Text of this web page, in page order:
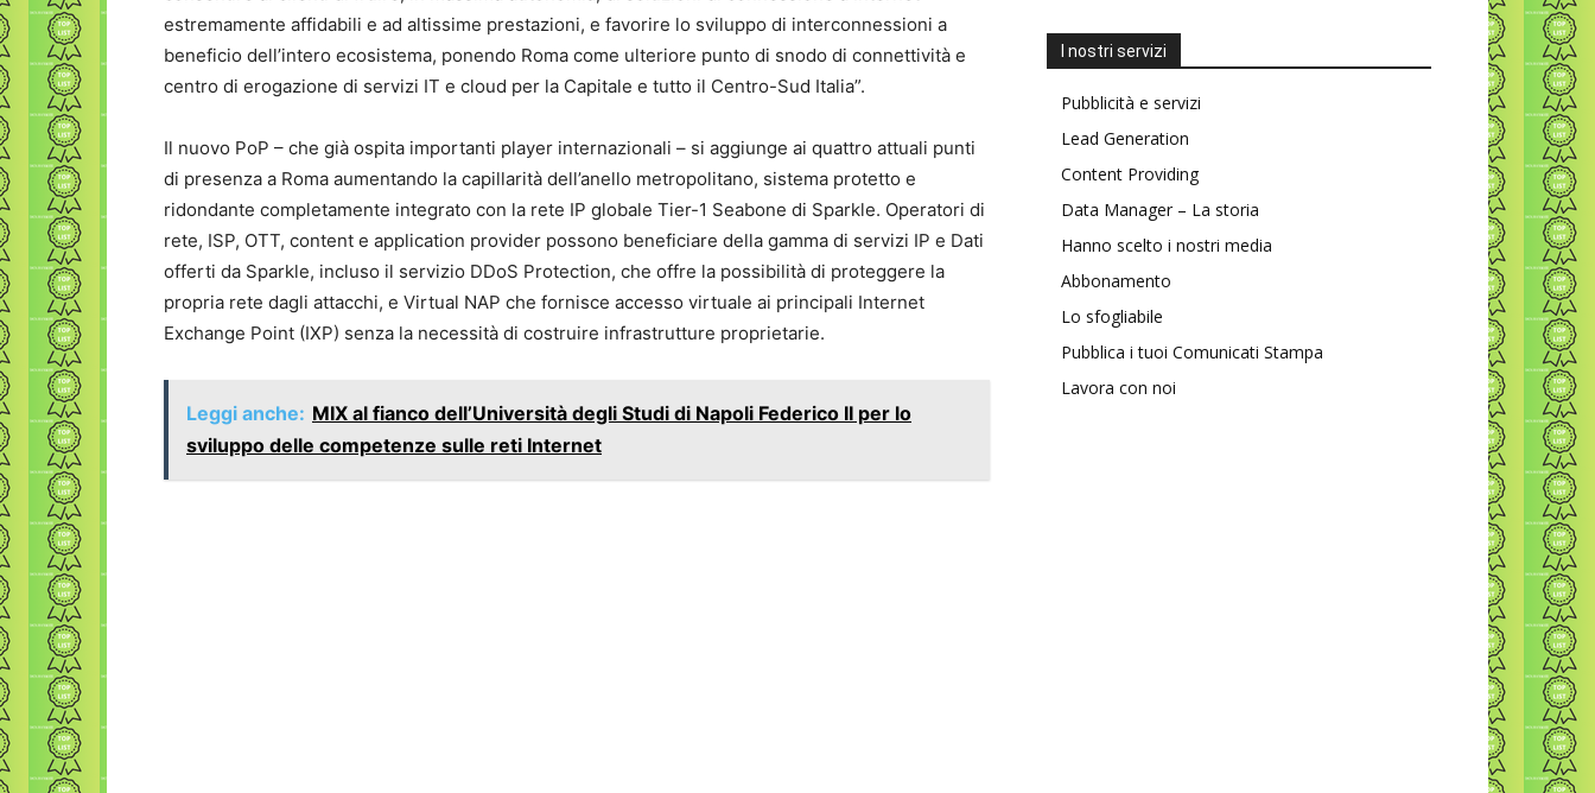
estremamente affidabili e ad altissime prestazioni, e favorire lo sviluppo di interconnessioni a
beneficio dell’intero ecosistema, ponendo Roma come ulteriore punto di snodo di connettività e
centro di erogazione di servizi IT e cloud per la Capitale e tutto il Centro-Sud Italia”.
Il nuovo PoP – che già ospita importanti player internazionali – si aggiunge ai quattro attuali punti
di presenza a Roma aumentando la capillarità dell’anello metropolitano, sistema protetto e
ridondante completamente integrato con la rete IP globale Tier-1 Seabone di Sparkle. Operatori di
rete, ISP, OTT, content e application provider possono beneficiare della gamma di servizi IP e Dati
offerti da Sparkle, incluso il servizio DDoS Protection, che offre la possibilità di proteggere la
propria rete dagli attacchi, e Virtual NAP che fornisce accesso virtuale ai principali Internet
Exchange Point (IXP) senza la necessità di costruire infrastrutture proprietarie.
Leggi anche: MIX al fianco dell’Università degli Studi di Napoli Federico II per lo
sviluppo delle competenze sulle reti Internet
I nostri servizi
Pubblicità e servizi
Lead Generation
Content Providing
Data Manager – La storia
Hanno scelto i nostri media
Abbonamento
Lo sfogliabile
Pubblica i tuoi Comunicati Stampa
Lavora con noi